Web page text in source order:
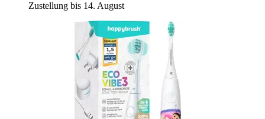
Zustellung bis 14. August